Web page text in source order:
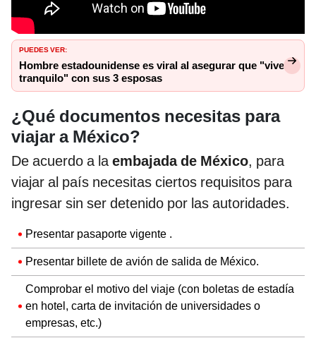
PUEDES VER:
Hombre estadounidense es viral al asegurar que "vive
tranquilo" con sus 3 esposas
¿Qué documentos necesitas para
viajar a México?
De acuerdo a laembajada de México, para
viajar al país necesitas ciertos requisitos para
ingresar sin ser detenido por las autoridades.
Presentar pasaporte vigente .
Presentar billete de avión de salida de México.
Comprobar el motivo del viaje (con boletas de estadía
en hotel, carta de invitación de universidades o
empresas, etc.)